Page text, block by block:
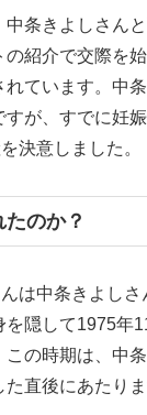
中条きよしさん
の紹介で交際を
ています。中
すが、すでに妊
決意しました。
のか？
は中条きよし
を隠して1975年
の時期は、中
直後にあたりま